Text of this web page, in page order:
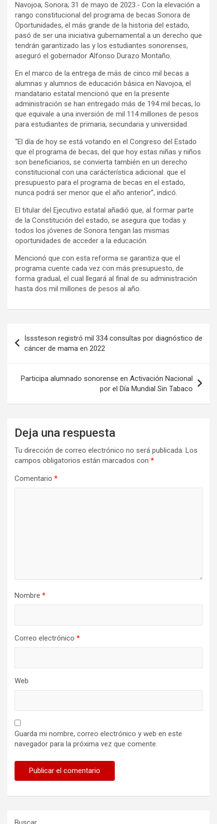
Navojoa, Sonora; 31 de mayo de 2023.- Con la elevación a
rango constitucional del programa de becas Sonora de
Oportunidades, el más grande de la historia del estado,
pasó de ser una iniciativa gubernamental a un derecho que
tendrán garantizado las y los estudiantes sonorenses,
aseguró el gobernador Alfonso Durazo Montaño.
En el marco de la entrega de más de cinco mil becas a
alumnas y alumnos de educación básica en Navojoa, el
mandatario estatal mencionó que en la presente
administración se han entregado más de 194 mil becas, lo
que equivale a una inversión de mil 114 millones de pesos
para estudiantes de primaria, secundaria y universidad.
“El día de hoy se está votando en el Congreso del Estado
que el programa de becas, del que hoy estas niñas y niños
son beneficiarios, se convierta también en un derecho
constitucional con una carácterística adicional: que el
presupuesto para el programa de becas en el estado,
nunca podrá ser menor que el año anterior”, indicó.
El titular del Ejecutivo estatal añadió que, al formar parte
de la Constitución del estado, se asegura que todas y
todos los jóvenes de Sonora tengan las mismas
oportunidades de acceder a la educación.
Mencionó que con esta reforma se garantiza que el
programa cuente cada vez con más presupuesto, de
forma gradual, el cual llegará al final de su administración
hasta dos mil millones de pesos al año.
de
entradas
Isssteson registró mil 334 consultas por diagnóstico de
cáncer de mama en 2022
Participa alumnado sonorense en Activación Nacional
por el Día Mundial Sin Tabaco
Deja una respuesta
Tu dirección de correo electrónico no será publicada. Los
campos obligatorios están marcados con *
Comentario *
Nombre *
Correo electrónico *
Web
Guarda mi nombre, correo electrónico y web en este
navegador para la próxima vez que comente.